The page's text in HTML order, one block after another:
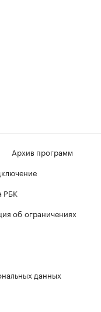
Архив программ
РБК
об ограничениях
данных